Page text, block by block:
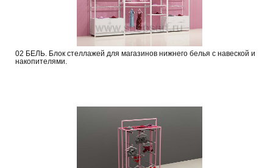
02 БЕЛЬ. Блок стеллажей для магазинов нижнего белья с навеской и
накопителями.